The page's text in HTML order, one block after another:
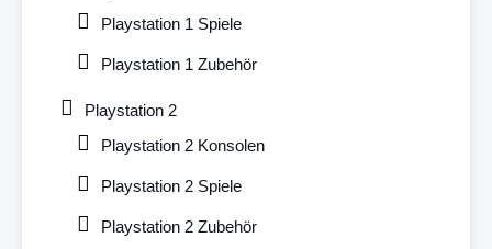
Playstation 1 Spiele
Playstation 1 Zubehör
Playstation 2
Playstation 2 Konsolen
Playstation 2 Spiele
Playstation 2 Zubehör